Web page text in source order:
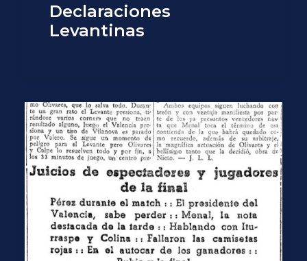
Declaraciones
Levantinas